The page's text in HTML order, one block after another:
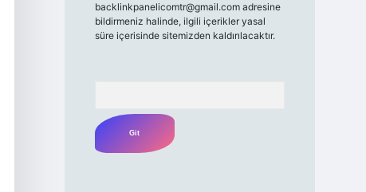
backlinkpanelicomtr@gmail.comadresine
bildirmeniz halinde, ilgili içerikler yasal
süre içerisinde sitemizden kaldırılacaktır.